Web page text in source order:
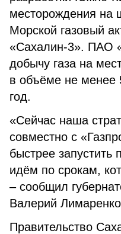
месторождения на
Морской газовый
«Сахалин-3». ПАО
добычу газа на
в объёме не менее
год.
«Сейчас наша
совместно с
быстрее
идём по срокам,
– сообщил
Валерий
Правительство